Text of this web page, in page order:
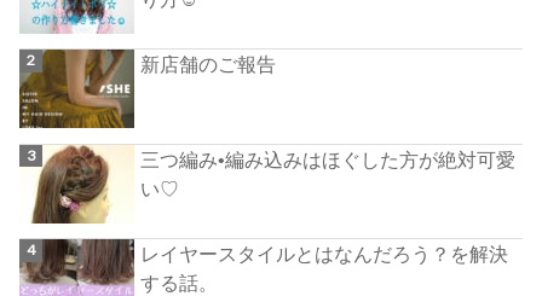
新店舗のご報告
三つ編み•編み込みはほぐした方が絶対可愛
い♡
レイヤースタイルとはなんだろう？を解決
する話。